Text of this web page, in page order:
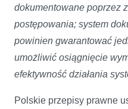
dokumentowane poprzez
postępowania; system
powinien gwarantować
umożliwić osiągnięcie
efektywność działania
Polskie przepisy prawne